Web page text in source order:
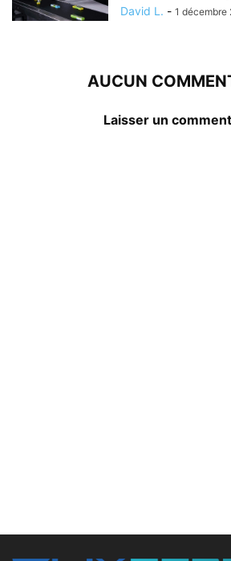
David L. - 1 décembre
AUCUN
Laisser un